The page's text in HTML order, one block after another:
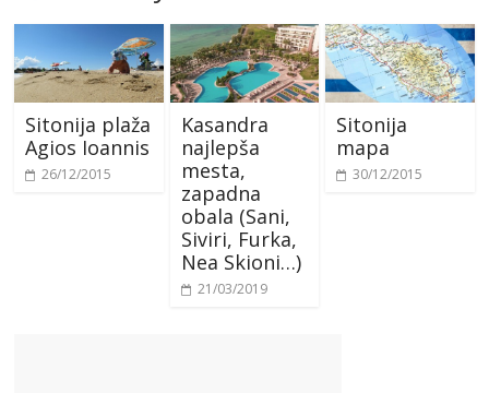
Sitonija plaža
Agios Ioannis
26/12/2015
Kasandra
najlepša
mesta,
zapadna
obala (Sani,
Siviri, Furka,
Nea Skioni…)
21/03/2019
Sitonija
mapa
30/12/2015